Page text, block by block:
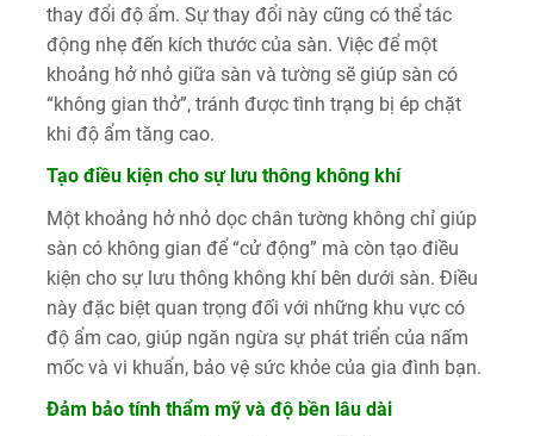
thay đổi độ ẩm. Sự thay đổi này cũng có thể tác
động nhẹ đến kích thước của sàn. Việc để một
khoảng hở nhỏ giữa sàn và tường sẽ giúp sàn có
“không gian thở”, tránh được tình trạng bị ép chặt
khi độ ẩm tăng cao.
Tạo điều kiện cho sự lưu thông không khí
Một khoảng hở nhỏ dọc chân tường không chỉ giúp
sàn có không gian để “cử động” mà còn tạo điều
kiện cho sự lưu thông không khí bên dưới sàn. Điều
này đặc biệt quan trọng đối với những khu vực có
độ ẩm cao, giúp ngăn ngừa sự phát triển của nấm
mốc và vi khuẩn, bảo vệ sức khỏe của gia đình bạn.
Đảm bảo tính thẩm mỹ và độ bền lâu dài